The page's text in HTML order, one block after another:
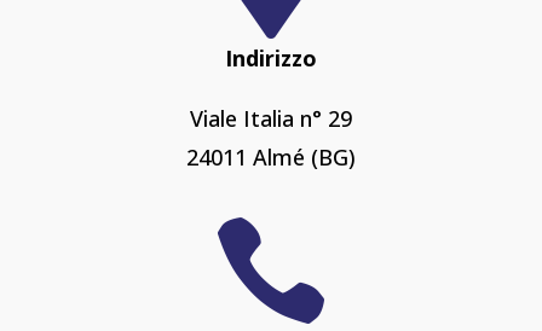
Indirizzo
Viale Italia n° 29
24011 Almé (BG)
